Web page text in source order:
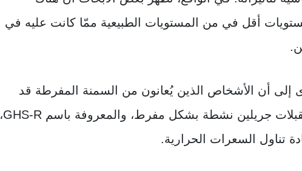
أقل في من المستويات الطبيعية ممّا كانت عليه في
إلى أن الأشخاص الذين يُعانون من السمنة المفرطة قد
يكون لديهم مستقبلات جريلين نشطة بشكل مفرط، والمعروفة باسم GHS-R،
تناول السعرات الحرارية.